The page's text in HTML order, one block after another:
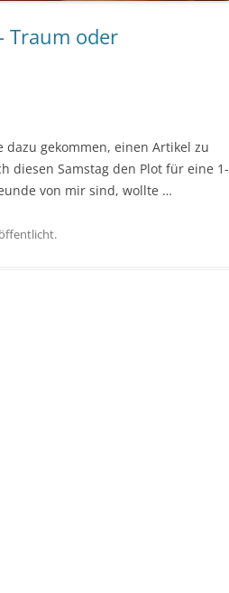
Traum oder
gekommen, einen Artikel zu
diesen Samstag den Plot für eine 1-
von mir sind, wollte …